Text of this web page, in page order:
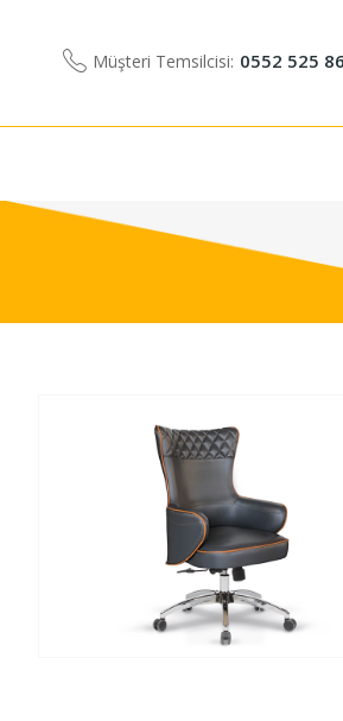
Müşteri Temsilcisi: 0552 525